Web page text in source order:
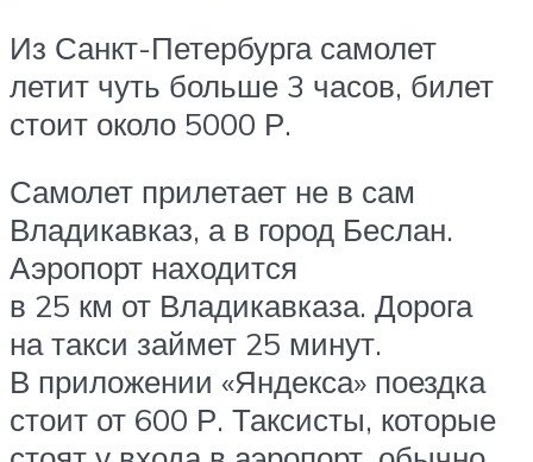
Из Санкт-Петербурга самолет
летит чуть больше 3 часов, билет
стоит около 5000 Р.
Самолет прилетает не в сам
Владикавказ, а в город Беслан.
Аэропорт находится
в 25 км от Владикавказа. Дорога
на такси займет 25 минут.
В приложении «Яндекса» поездка
стоит от 600 Р. Таксисты, которые